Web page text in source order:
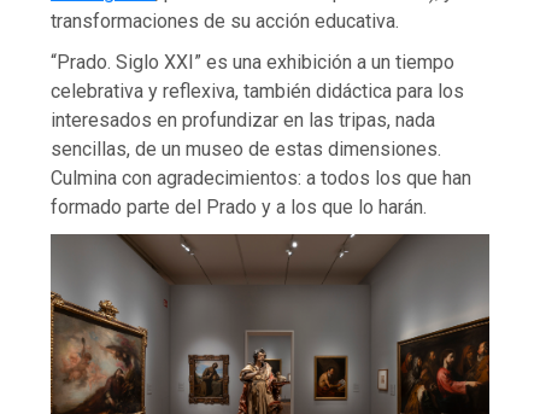
transformaciones de su acción educativa.
“Prado. Siglo XXI” es una exhibición a un tiempo
celebrativa y reflexiva, también didáctica para los
interesados en profundizar en las tripas, nada
sencillas, de un museo de estas dimensiones.
Culmina con agradecimientos: a todos los que han
formado parte del Prado y a los que lo harán.